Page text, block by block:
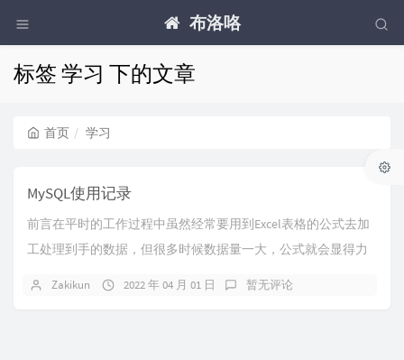
布洛咯
标签 学习 下的文章
首页 学习
MySQL使用记录
前言在平时的工作过程中虽然经常要用到Excel表格的公式去加
工处理到手的数据，但很多时候数据量一大，公式就会显得力
Zakikun 2022 年 04 月 01 日 暂无评论